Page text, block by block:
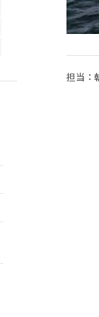
担当：